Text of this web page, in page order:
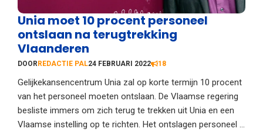
Unia moet 10 procent personeel
ontslaan na terugtrekking
Vlaanderen
DOOR REDACTIE PAL24 FEBRUARI 2022 18
Gelijkekansencentrum Unia zal op korte termijn 10 procent
van het personeel moeten ontslaan. De Vlaamse regering
besliste immers om zich terug te trekken uit Unia en een
Vlaamse instelling op te richten. Het ontslagen personeel ...